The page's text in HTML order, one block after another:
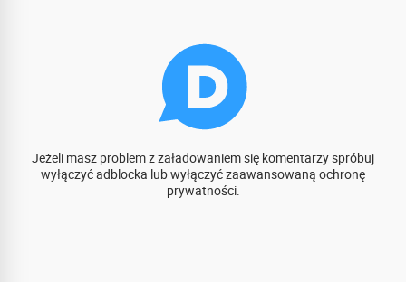
Jeżeli masz problem z załadowaniem się komentarzy spróbuj
wyłączyć adblocka lub wyłączyć zaawansowaną ochronę
prywatności.